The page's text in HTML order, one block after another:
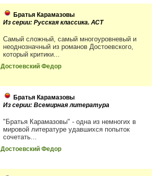
Братья Карамазовы
Из серии: Русская классика. АСТ
Самый сложный, самый многоуровневый и
неоднозначный из романов Достоевского,
который критики...
Достоевский Федор
Братья Карамазовы
Из серии: Всемирная литература
"Братья Карамазовы" - одна из немногих в
мировой литературе удавшихся попыток
сочетать...
Достоевский Федор